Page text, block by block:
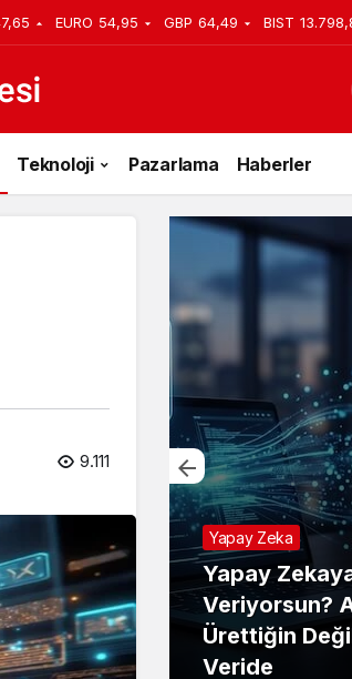
EURO 54,95 GBP 64,49 BIST
Teknoloji Pazarlama Haberler
9.111
Tek
Konuk
Yapay Zeka
Yapay
Veriyorsun?
Ürettiğin
Veride